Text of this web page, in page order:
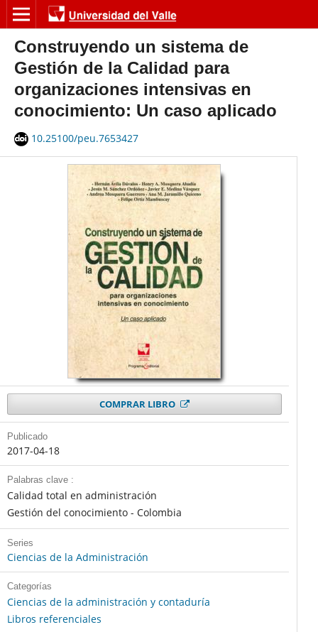
Construyendo un sistema de
Gestión de la Calidad para
organizaciones intensivas en
conocimiento: Un caso aplicado
10.25100/peu.7653427
COMPRAR LIBRO
Publicado
2017-04-18
Palabras clave :
Calidad total en administración
Gestión del conocimiento - Colombia
Series
Ciencias de la Administración
Categorías
Ciencias de la administración y contaduría
Libros referenciales